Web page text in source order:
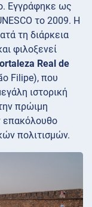
Εγγράφηκε ως
το 2009. Η
τη διάρκεια
φιλοξενεί
Real de
Filipe), που
ιστορική
πρώιμη
επακόλουθο
πολιτισμών.